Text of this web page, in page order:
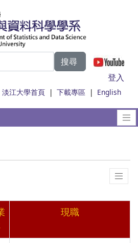
搜尋
登入
淡江大學首頁 |下載專區 | English
現職